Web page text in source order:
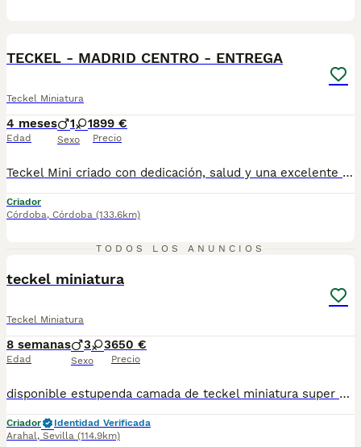
TECKEL - MADRID CENTRO - ENTREGA
Teckel Miniatura
4 meses
Edad
1 1
Sexo
899 €
Precio
Teckel Mini criado con dedicación, salud y una excelente socialización desde sus primeras semanas de vida, estaremos encantados de ayudarte. 🚚 Realizamos entregas en toda España, con especial frecuencia en Andalucía: Sevilla, Málaga, Cádiz, Córdoba, Granada, Jaén, Huelva y Almería. También entregamos habitualmente en Marbella, Jerez de la Frontera, Estepona, Fuengirola, Benalmádena, Mijas, Dos Hermanas y cualquier punto de España. Entrega 100% a contrarreembolso. No tendrás que adelantar el importe del cachorro. Lo recibirás en la puerta de tu casa mediante transporte especializado y podrás comprobar que todo está correcto antes de realizar el pago. Nuestros cachorros se entregan: ✅ Vacunados y desparasitados según su edad. ✅ Con microchip, cartilla veterinaria y documentación al día. ✅ Revisados veterinariamente antes de salir de nuestras instalaciones. ✅ Procedentes de excelentes líneas, seleccionadas por salud, carácter y morfología. ✅ Perfectamente socializados y acostumbrados al contacto diario con personas. ✅ Iniciados en el aprendizaje para hacer sus necesidades sobre empapador, facilitando su adaptación al nuevo hogar.670864332...
Criador
Córdoba, Córdoba (133.6km)
TODOS LOS ANUNCIOS
teckel miniatura
Teckel Miniatura
8 semanas
Edad
3 3
Sexo
650 €
Precio
disponible estupenda camada de teckel miniatura super pequeño de las mejores lineas en esta raza hay tanto macho como hembra con unos colores y caracter espectacular estan vacunados desparasitado y con la cartilla del veterinario hacemos envio a toda españa con posibilidad de contrarembolso llamanos y te informamos cachorros criado en ambiente familiar. Todos nuestros cachorros van con contrato
Criador
Identidad Verificada
Arahal, Sevilla (114.9km)